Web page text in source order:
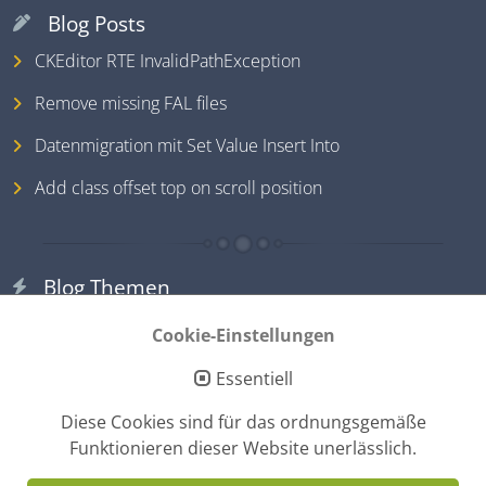
Blog Posts
CKEditor RTE InvalidPathException
Remove missing FAL files
Datenmigration mit Set Value Insert Into
Add class offset top on scroll position
Blog Themen
HTML & CSS
Tools
JavaScript
MySQL
Cookie-Einstellungen
Essentiell
Diese Cookies sind für das ordnungsgemäße
Funktionieren dieser Website unerlässlich.